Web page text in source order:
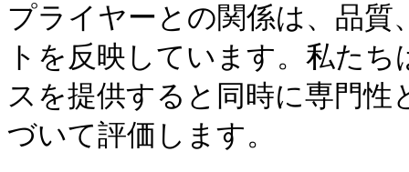
プライヤーとの関係は、品
トを反映しています。私た
スを提供すると同時に専門
づいて評価します。